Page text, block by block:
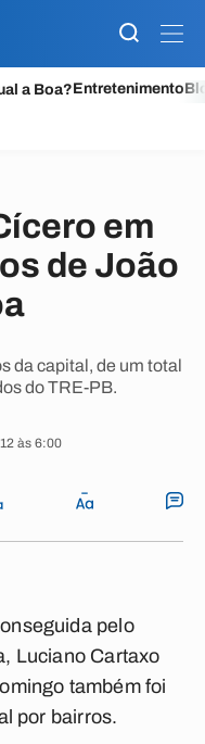
a Boa?Entretenimento
em
de João
da capital, de um total
do TRE-PB.
às 6:00
pelo
Luciano Cartaxo
também foi
por bairros.